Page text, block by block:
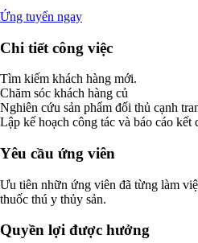
Ứng tuyển ngay
Chi tiết công việc
Tìm kiếm khách hàng mới.
Chăm sóc khách hàng củ
Nghiên cứu sản phẩm đối thủ cạnh
Lập kế hoạch công tác và báo cáo kết
Yêu cầu ứng viên
Ưu tiên nhữn ứng viên đã từng làm
thuốc thú y thủy sản.
Quyền lợi được hưởng